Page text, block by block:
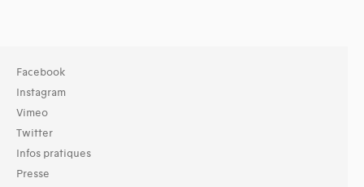
Facebook
Instagram
Vimeo
Twitter
Infos pratiques
Presse